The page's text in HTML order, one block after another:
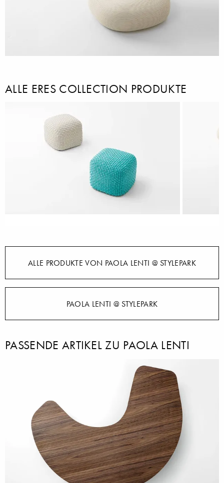
ALLE ERES COLLECTION PRODUKTE
ALLE PRODUKTE VON PAOLA LENTI @ STYLEPARK
PAOLA LENTI @ STYLEPARK
PASSENDE ARTIKEL ZU PAOLA LENTI